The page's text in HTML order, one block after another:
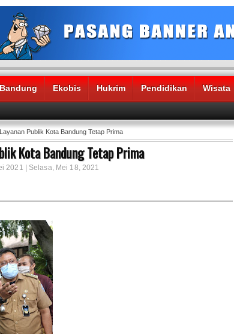
Bandung Ekobis Hukrim Pendidikan Wisata
Publik Kota Bandung Tetap Prima
Kota Bandung Tetap Prima
2021 | Selasa, Mei 18, 2021